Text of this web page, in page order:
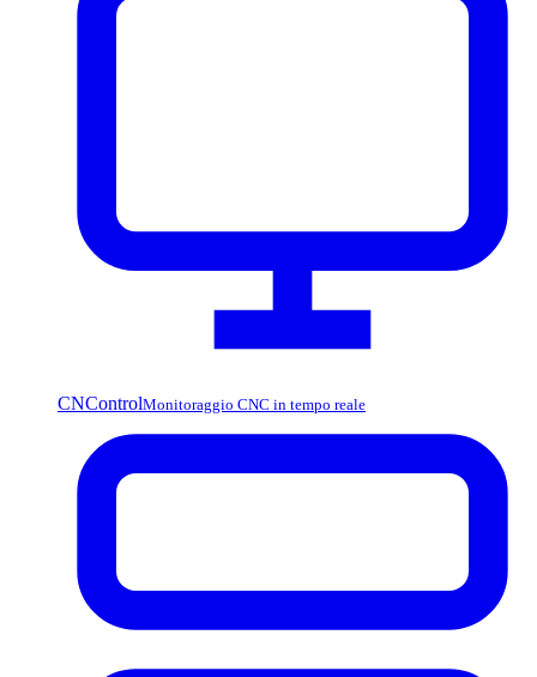
CNControlMonitoraggio CNC in tempo reale